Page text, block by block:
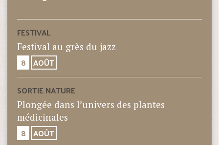
FESTIVAL
Festival au grès du jazz
8 AOÛT
SORTIE NATURE
Plongée dans l’univers des plantes
médicinales
8 AOÛT